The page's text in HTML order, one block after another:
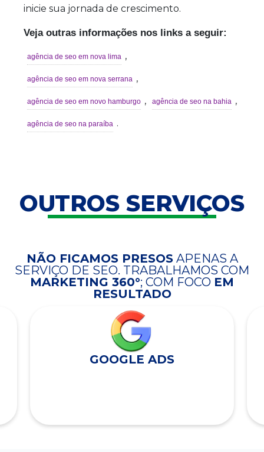
inicie sua jornada de crescimento.
Veja outras informações nos links a seguir:
agência de seo em nova lima ,
agência de seo em nova serrana ,
agência de seo em novo hamburgo , agência de seo na bahia ,
agência de seo na paraíba .
OUTROS SERVIÇOS
NÃO FICAMOS PRESOSAPENAS A
SERVIÇO DE SEO. TRABALHAMOS COM
MARKETING 360°; COM FOCO EM
RESULTADO
GOOGLE ADS